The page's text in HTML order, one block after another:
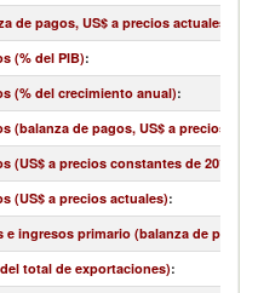
de pagos, US$ a precios actuales)
(% del PIB):
(% del crecimiento anual):
(balanza de pagos, US$ a precios
a precios constantes de 2010)
(US$ a precios actuales):
ingresos primario (balanza de
total de exportaciones):